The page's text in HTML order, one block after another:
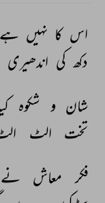
اس کا نہیں ہے
دکھ کی اندھیری
شان و شکوہ
تخت
الٹ
فکر معاش نے